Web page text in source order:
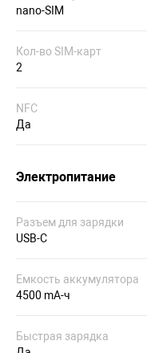
nano-SIM
Кол-во SIM-карт
2
NFC
Да
Электропитание
Разъем для зарядки
USB-C
Емкость аккумулятора
4500 mA-ч
Быстрая зарядка